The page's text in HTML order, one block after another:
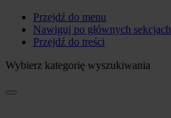
Przejdź do menu
Nawiguj po głównych sekcjach
Przejdź do treści
Wybierz kategorię wyszukiwania